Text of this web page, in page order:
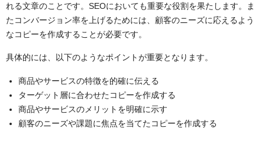
れる文章のことです。SEOにおいても重要な役割を果たします。ま
たコンバージョン率を上げるためには、顧客のニーズに応えるよう
なコピーを作成することが必要です。
具体的には、以下のようなポイントが重要となります。
商品やサービスの特徴を的確に伝える
ターゲット層に合わせたコピーを作成する
商品やサービスのメリットを明確に示す
顧客のニーズや課題に焦点を当てたコピーを作成する